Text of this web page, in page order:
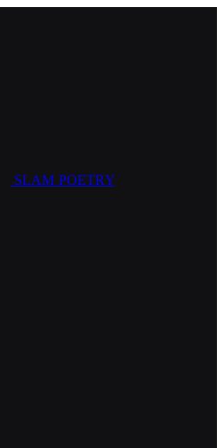
SLAM POETRY